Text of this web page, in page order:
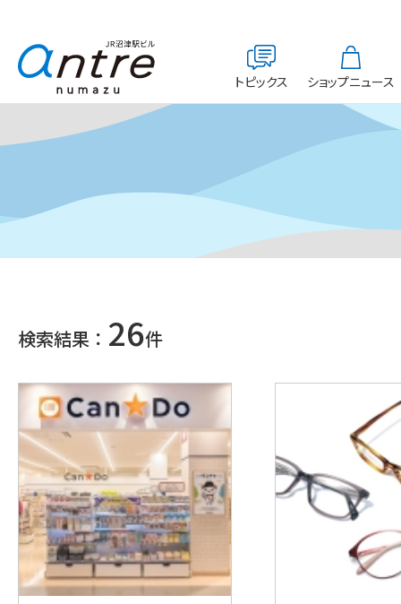
トピックス ショップニュース
検索結果： 26件